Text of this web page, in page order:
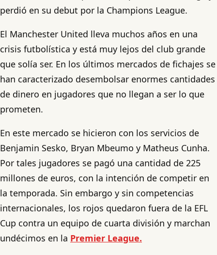
perdió en su debut por la Champions League.
El Manchester United lleva muchos años en una
crisis futbolística y está muy lejos del club grande
que solía ser. En los últimos mercados de fichajes se
han caracterizado desembolsar enormes cantidades
de dinero en jugadores que no llegan a ser lo que
prometen.
En este mercado se hicieron con los servicios de
Benjamin Sesko, Bryan Mbeumo y Matheus Cunha.
Por tales jugadores se pagó una cantidad de 225
millones de euros, con la intención de competir en
la temporada. Sin embargo y sin competencias
internacionales, los rojos quedaron fuera de la EFL
Cup contra un equipo de cuarta división y marchan
undécimos en la Premier League.